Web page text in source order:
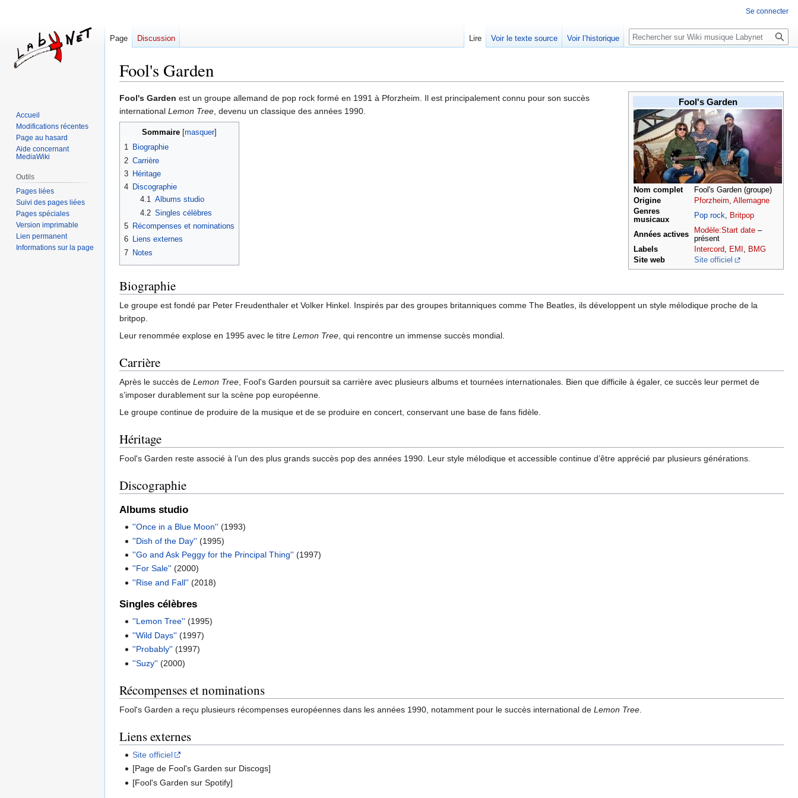
Fool's Garden
Aller
à
la
navigation
Aller
à
la
recherche
Fool's Garden
Nom complet
Fool's Garden (groupe)
Origine
Pforzheim, Allemagne
Genres
musicaux
Pop rock, Britpop
Années actives Modèle:Start date –
présent
Labels
Intercord, EMI , BMG
Site web
Site officiel
Fool's Garden est un groupe allemand de pop rock formé en 1991 à Pforzheim. Il est principalement connu pour son succès
international Lemon Tree, devenu un classique des années 1990.
Sommaire
1 Biographie
2 Carrière
3 Héritage
4 Discographie
4.1 Albums studio
4.2 Singles célèbres
5 Récompenses et nominations
6 Liens externes
7 Notes
Biographie
Le groupe est fondé par Peter Freudenthaler et Volker Hinkel. Inspirés par des groupes britanniques comme The Beatles, ils développent un style mélodique proche de la
britpop.
Leur renommée explose en 1995 avec le titre Lemon Tree, qui rencontre un immense succès mondial.
Carrière
Après le succès de Lemon Tree, Fool's Garden poursuit sa carrière avec plusieurs albums et tournées internationales. Bien que difficile à égaler, ce succès leur permet de
s’imposer durablement sur la scène pop européenne.
Le groupe continue de produire de la musique et de se produire en concert, conservant une base de fans fidèle.
Héritage
Fool's Garden reste associé à l’un des plus grands succès pop des années 1990. Leur style mélodique et accessible continue d’être apprécié par plusieurs générations.
Discographie
Albums studio
''Once in a Blue Moon'' (1993)
''Dish of the Day'' (1995)
''Go and Ask Peggy for the Principal Thing'' (1997)
''For Sale'' (2000)
''Rise and Fall'' (2018)
Singles célèbres
''Lemon Tree'' (1995)
''Wild Days'' (1997)
''Probably'' (1997)
''Suzy'' (2000)
Récompenses et nominations
Fool's Garden a reçu plusieurs récompenses européennes dans les années 1990, notamment pour le succès international de Lemon Tree
Liens externes
Site officiel
[Page de Fool's Garden sur Discogs]
[Fool's Garden sur Spotify]
Se connecter
Page Discussion Lire Voir le texte source Voir l’historique Rechercher
Accueil
Modifications récentes
Page au hasard
Aide concernant
MediaWiki
Outils
Pages liées
Suivi des pages liées
Pages spéciales
Version imprimable
Lien permanent
Informations sur la page